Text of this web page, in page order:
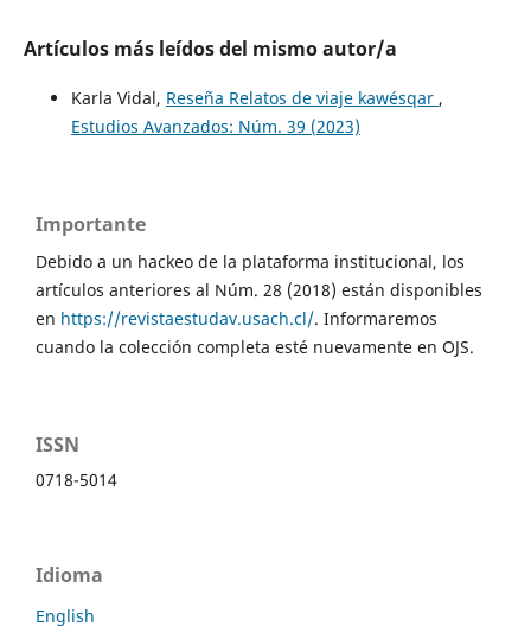
Artículos más leídos del mismo autor/a
Karla Vidal, Reseña Relatos de viaje kawésqar ,
Estudios Avanzados: Núm. 39 (2023)
Importante
Debido a un hackeo de la plataforma institucional, los
artículos anteriores al Núm. 28 (2018) están disponibles
en https://revistaestudav.usach.cl/. Informaremos
cuando la colección completa esté nuevamente en OJS.
ISSN
0718-5014
Idioma
English